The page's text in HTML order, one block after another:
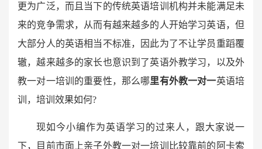
更为广泛，而且当下的传统英语培训机构并未能满足未
来的竞争需求，从而有越来越多的人开始学习英语，但
大部分人的英语相当不标准，因此为了不让学员重蹈覆
辙，越来越多的家长也意识到了英语外教学习，以及外
教一对一培训的重要性，那么哪里有外教一对一英语培
训，培训效果如何?
现如今小编作为英语学习的过来人，跟大家说一
下，目前市面上亲子外教一对一培训比较靠前的阿卡索